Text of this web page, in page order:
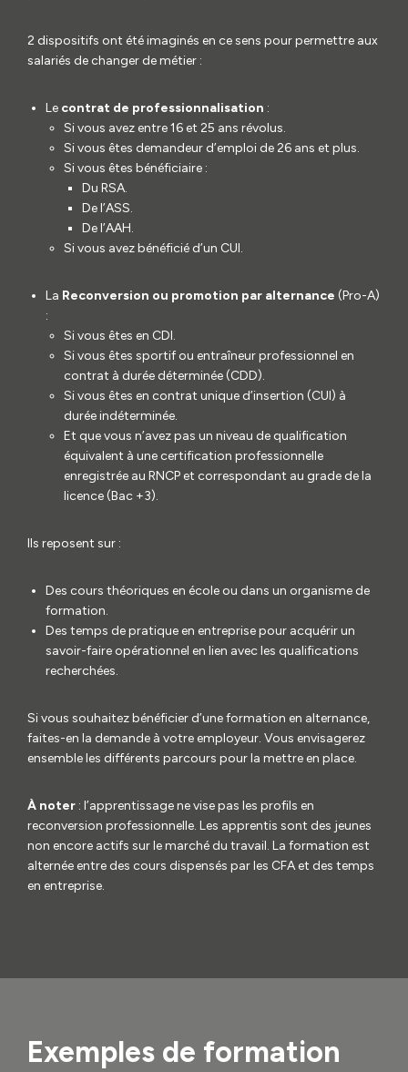
2 dispositifs ont été imaginés en ce sens pour permettre aux
salariés de changer de métier :
Le contrat de professionnalisation :
Si vous avez entre 16 et 25 ans révolus.
Si vous êtes demandeur d’emploi de 26 ans et plus.
Si vous êtes bénéficiaire :
Du RSA.
De l’ASS.
De l’AAH.
Si vous avez bénéficié d’un CUI.
La Reconversion ou promotion par alternance (Pro-A)
:
Si vous êtes en CDI.
Si vous êtes sportif ou entraîneur professionnel en
contrat à durée déterminée (CDD).
Si vous êtes en contrat unique d’insertion (CUI) à
durée indéterminée.
Et que vous n’avez pas un niveau de qualification
équivalent à une certification professionnelle
enregistrée au RNCP et correspondant au grade de la
licence (Bac +3).
Ils reposent sur :
Des cours théoriques en école ou dans un organisme de
formation.
Des temps de pratique en entreprise pour acquérir un
savoir-faire opérationnel en lien avec les qualifications
recherchées.
Si vous souhaitez bénéficier d’une formation en alternance,
faites-en la demande à votre employeur. Vous envisagerez
ensemble les différents parcours pour la mettre en place.
À noter : l’apprentissage ne vise pas les profils en
reconversion professionnelle. Les apprentis sont des jeunes
non encore actifs sur le marché du travail. La formation est
alternée entre des cours dispensés par les CFA et des temps
en entreprise.
Exemples de formation